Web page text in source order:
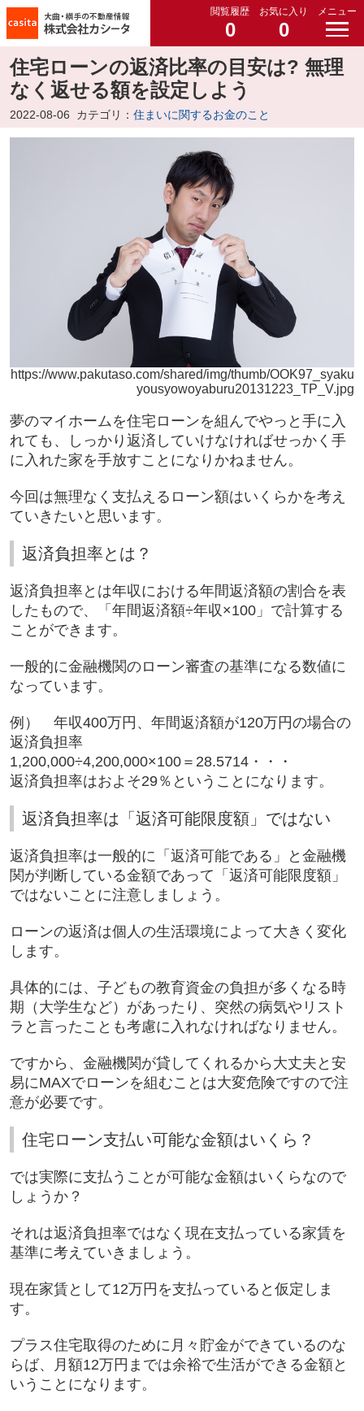
閲覧履歴
0
お気に入り
0
メニュー
住宅ローンの返済比率の目安は? 無理
なく返せる額を設定しよう
2022-08-06 カテゴリ： 住まいに関するお金のこと
https://www.pakutaso.com/shared/img/thumb/OOK97_syaku
yousyowoyaburu20131223_TP_V.jpg
夢のマイホームを住宅ローンを組んでやっと手に入
れても、しっかり返済していけなければせっかく手
に入れた家を手放すことになりかねません。
今回は無理なく支払えるローン額はいくらかを考え
ていきたいと思います。
返済負担率とは？
返済負担率とは年収における年間返済額の割合を表
したもので、「年間返済額÷年収×100」で計算する
ことができます。
一般的に金融機関のローン審査の基準になる数値に
なっています。
例） 年収400万円、年間返済額が120万円の場合の
返済負担率
1,200,000÷4,200,000×100＝ 28.5714・・・
返済負担率はおよそ29％ということになります。
返済負担率は「返済可能限度額」ではない
返済負担率は一般的に「返済可能である」と金融機
関が判断している金額であって「返済可能限度額」
ではないことに注意しましょう。
ローンの返済は個人の生活環境によって大きく変化
します。
具体的には、子どもの教育資金の負担が多くなる時
期（大学生など）があったり、突然の病気やリスト
ラと言ったことも考慮に入れなければなりません。
ですから、金融機関が貸してくれるから大丈夫と安
易にMAXでローンを組むことは大変危険ですので注
意が必要です。
住宅ローン支払い可能な金額はいくら？
では実際に支払うことが可能な金額はいくらなので
しょうか？
それは返済負担率ではなく現在支払っている家賃を
基準に考えていきましょう。
現在家賃として12万円を支払っていると仮定しま
す。
プラス住宅取得のために月々貯金ができているのな
らば、月額12万円までは余裕で生活ができる金額と
いうことになります。